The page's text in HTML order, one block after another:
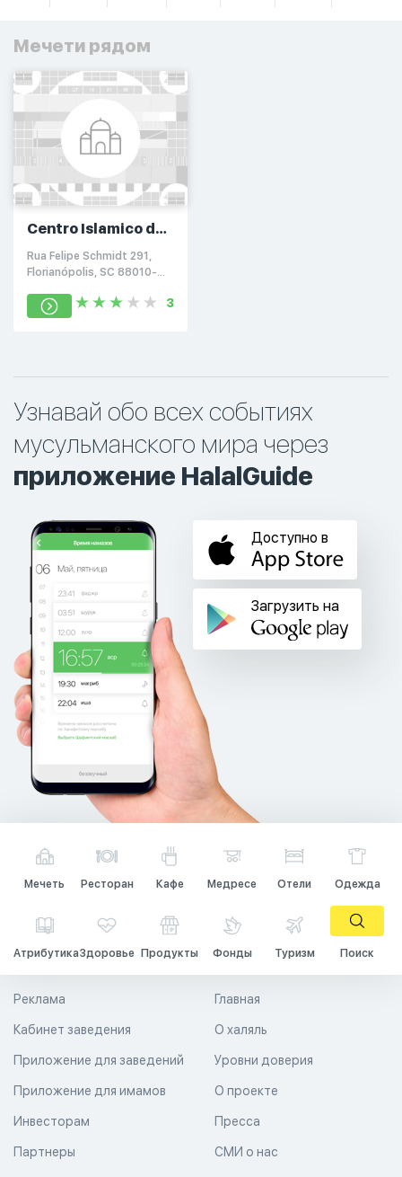
Мечети рядом
Centro Islamico de
Florianopolis
Rua Felipe Schmidt 291,
Florianópolis, SC 88010-
3
Узнавай обо всех событиях
мусульманского мира через
приложение HalalGuide
Доступно в
Загрузить на
Мечеть Ресторан Кафе Медресе Отели Одежда
АтрибутикаЗдоровье Продукты Фонды Туризм Поиск
Главная
О халяль
Уровни доверия
Реклама
Кабинет заведения
Приложение для заведений
Приложение для имамов О проекте
Пресса
СМИ о нас
Инвесторам
Партнеры